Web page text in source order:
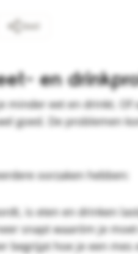
Deel
en
minder eet en drinkt.
goed. De problemen
oorzaken hebben:
is eten en drinken
snapt waaróm je
begrijpt hoe je een mes